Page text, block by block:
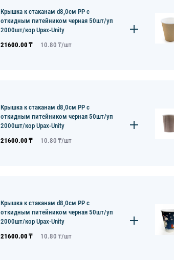
Крышка к стаканам d8,0см PP с
откидным питейником черная 50шт/уп
2000шт/кор Upax-Unity
21600.00 ₸ 10.80 ₸/шт
Крышка к стаканам d8,0см PP с
откидным питейником черная 50шт/уп
2000шт/кор Upax-Unity
21600.00 ₸ 10.80 ₸/шт
Крышка к стаканам d8,0см PP с
откидным питейником черная 50шт/уп
2000шт/кор Upax-Unity
21600.00 ₸ 10.80 ₸/шт